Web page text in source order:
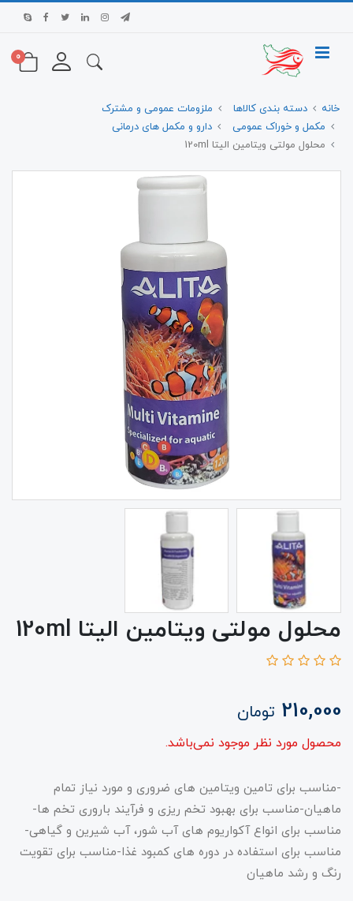
0
خانه دسته بندی کالاها
ملزومات عمومی و مشترک
مکمل و خوراک عمومی
دارو و مکمل های درمانی
محلول مولتی ویتامین الیتا 120ml
محلول مولتی ویتامین الیتا 120ml
210,000 تومان
محصول مورد نظر موجود نمی‌باشد.
-مناسب برای تامین ویتامین های ضروری و مورد نیاز تمام
ماهیان-مناسب برای بهبود تخم ریزی و فرآیند باروری تخم ها-
مناسب برای انواع آکواریوم های آب شور، آب شیرین و گیاهی-
مناسب برای استفاده در دوره های کمبود غذا-مناسب برای تقویت
رنگ و رشد ماهیان